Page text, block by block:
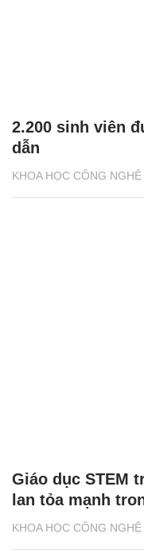
KHOA HỌC CÔNG NGHỆ
2.200 sinh viên
dẫn
KHOA HỌC CÔNG NGHỆ
Giáo dục STEM
lan tỏa mạnh